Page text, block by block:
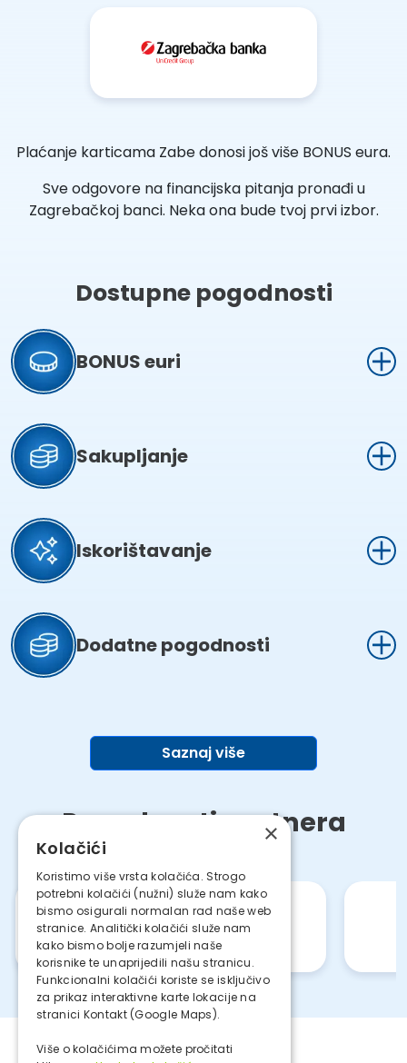
Plaćanje karticama Zabe donosi još više BONUS eura.
Sve odgovore na financijska pitanja pronađi u
Zagrebačkoj banci. Neka ona bude tvoj prvi izbor.
Dostupne pogodnosti
BONUS euri
Sakupljanje
Iskorištavanje
Dodatne pogodnosti
Saznaj više
Pogodnosti partnera
×
Kolačići
Koristimo više vrsta kolačića. Strogo
potrebni kolačići (nužni) služe nam kako
bismo osigurali normalan rad naše web
stranice. Analitički kolačići služe nam
kako bismo bolje razumjeli naše
korisnike te unaprijedili našu stranicu.
Funkcionalni kolačići koriste se isključivo
za prikaz interaktivne karte lokacije na
stranici Kontakt (Google Maps).
Više o kolačićima možete pročitati